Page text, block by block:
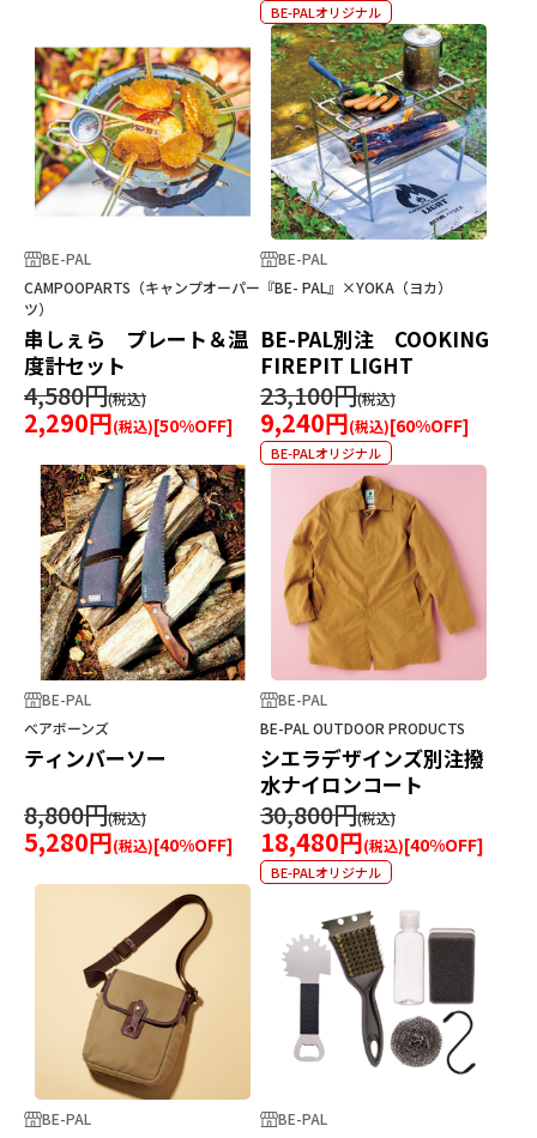
BE-PALオリジナル
BE-PAL
CAMPOOPARTS（キャンプオーパー
ツ）
串しぇら プレート＆温
度計セット
4,580円
2,290円 [50%OFF]
BE-PAL
『BE- PAL』×YOKA（ヨカ）
BE-PAL別注 COOKING
FIREPIT LIGHT
23,100円
9,240円 [60%OFF]
BE-PALオリジナル
BE-PAL
べアボーンズ
ティンバーソー
8,800円
5,280円 [40%OFF]
BE-PAL
BE-PAL OUTDOOR PRODUCTS
シエラデザインズ別注撥
水ナイロンコート
30,800円
18,480円 [40%OFF]
BE-PALオリジナル
BE-PAL
BE-PAL